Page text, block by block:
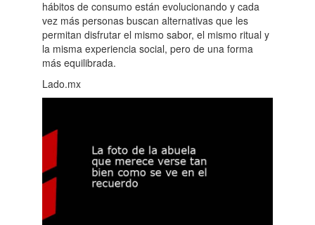
hábitos de consumo están evolucionando y cada
vez más personas buscan alternativas que les
permitan disfrutar el mismo sabor, el mismo ritual y
la misma experiencia social, pero de una forma
más equilibrada.
Lado.mx